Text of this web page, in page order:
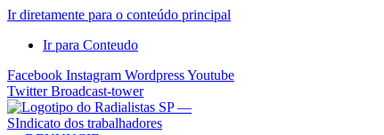
Ir diretamente para o conteúdo principal
Ir para Conteudo
Facebook Instagram WordpressYoutube
Twitter Broadcast-tower